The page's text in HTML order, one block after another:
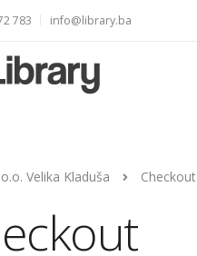
783 info@library.ba
Velika Kladuša Checkout